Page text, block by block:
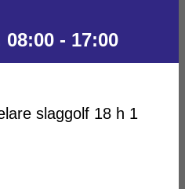
08:00 - 17:00
slaggolf 18 h 1